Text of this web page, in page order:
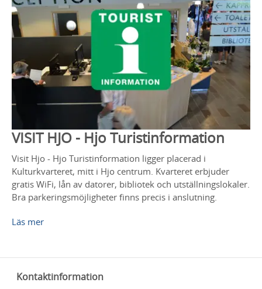
VISIT HJO - Hjo Turistinformation
Visit Hjo - Hjo Turistinformation ligger placerad i
Kulturkvarteret, mitt i Hjo centrum. Kvarteret erbjuder
gratis WiFi, lån av datorer, bibliotek och utställningslokaler.
Bra parkeringsmöjligheter finns precis i anslutning.
Läs mer
Kontaktinformation